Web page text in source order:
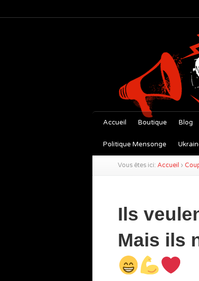
Accueil Boutique Blog
Politique Mensonge
Vous êtes ici: Accueil ›
Ils
Mais ils